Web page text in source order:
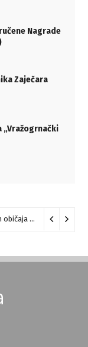
Nagrade
Zaječara
U Vražogrncu počela Smotra narodnih običaja „Vražogrnački točak“